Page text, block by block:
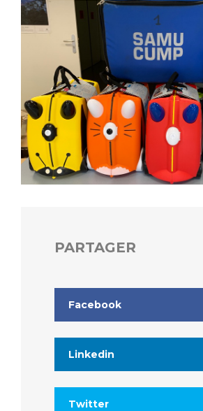
PARTAGER
Facebook
Linkedin
Twitter